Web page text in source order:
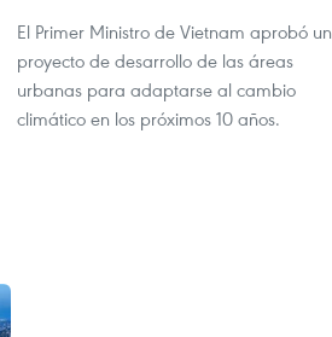
El Primer Ministro de Vietnam aprobó un
proyecto de desarrollo de las áreas
urbanas para adaptarse al cambio
climático en los próximos 10 años.